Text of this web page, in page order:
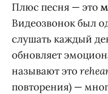
Плюс песня — это
Видеозвонок был
слушать каждый
обновляет
называют это
повторения) —